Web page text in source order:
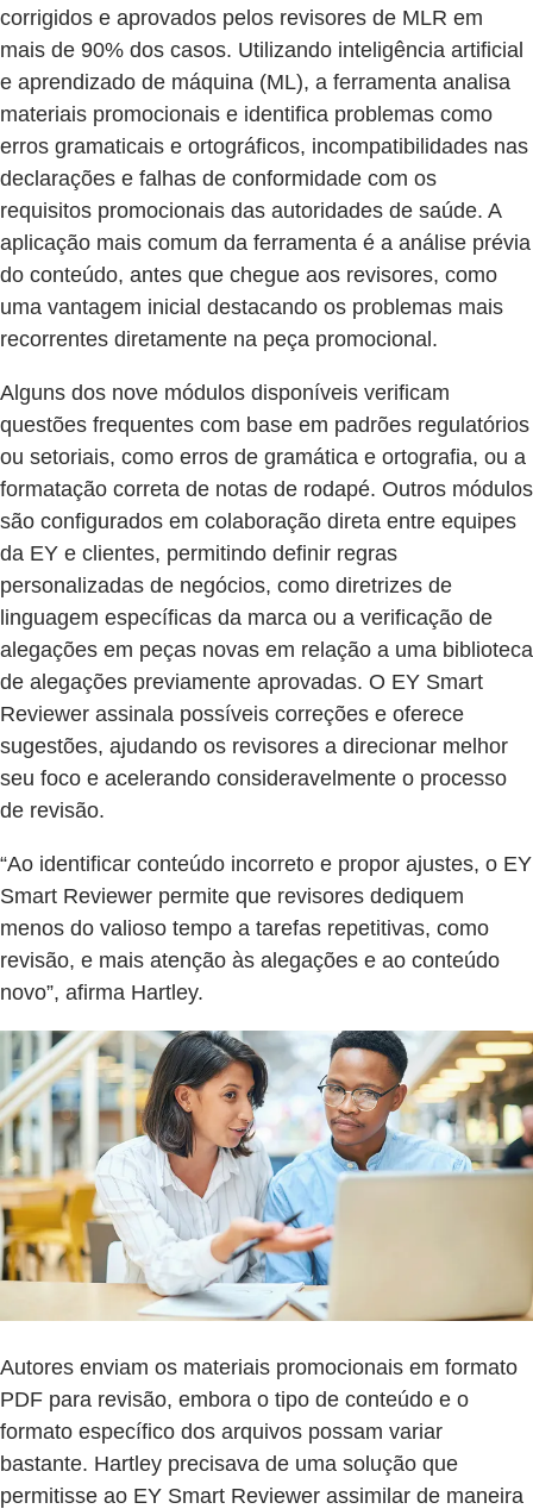
corrigidos e aprovados pelos revisores de MLR em
mais de 90% dos casos. Utilizando inteligência artificial
e aprendizado de máquina (ML), a ferramenta analisa
materiais promocionais e identifica problemas como
erros gramaticais e ortográficos, incompatibilidades nas
declarações e falhas de conformidade com os
requisitos promocionais das autoridades de saúde. A
aplicação mais comum da ferramenta é a análise prévia
do conteúdo, antes que chegue aos revisores, como
uma vantagem inicial destacando os problemas mais
recorrentes diretamente na peça promocional.
Alguns dos nove módulos disponíveis verificam
questões frequentes com base em padrões regulatórios
ou setoriais, como erros de gramática e ortografia, ou a
formatação correta de notas de rodapé. Outros módulos
são configurados em colaboração direta entre equipes
da EY e clientes, permitindo definir regras
personalizadas de negócios, como diretrizes de
linguagem específicas da marca ou a verificação de
alegações em peças novas em relação a uma biblioteca
de alegações previamente aprovadas. O EY Smart
Reviewer assinala possíveis correções e oferece
sugestões, ajudando os revisores a direcionar melhor
seu foco e acelerando consideravelmente o processo
de revisão.
“Ao identificar conteúdo incorreto e propor ajustes, o EY
Smart Reviewer permite que revisores dediquem
menos do valioso tempo a tarefas repetitivas, como
revisão, e mais atenção às alegações e ao conteúdo
novo”, afirma Hartley.
Autores enviam os materiais promocionais em formato
PDF para revisão, embora o tipo de conteúdo e o
formato específico dos arquivos possam variar
bastante. Hartley precisava de uma solução que
permitisse ao EY Smart Reviewer assimilar de maneira